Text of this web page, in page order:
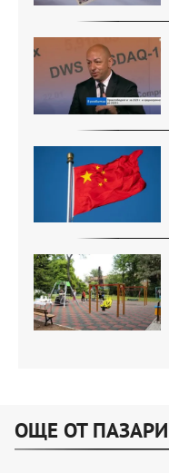
ОЩЕ ОТ ПАЗАРИ